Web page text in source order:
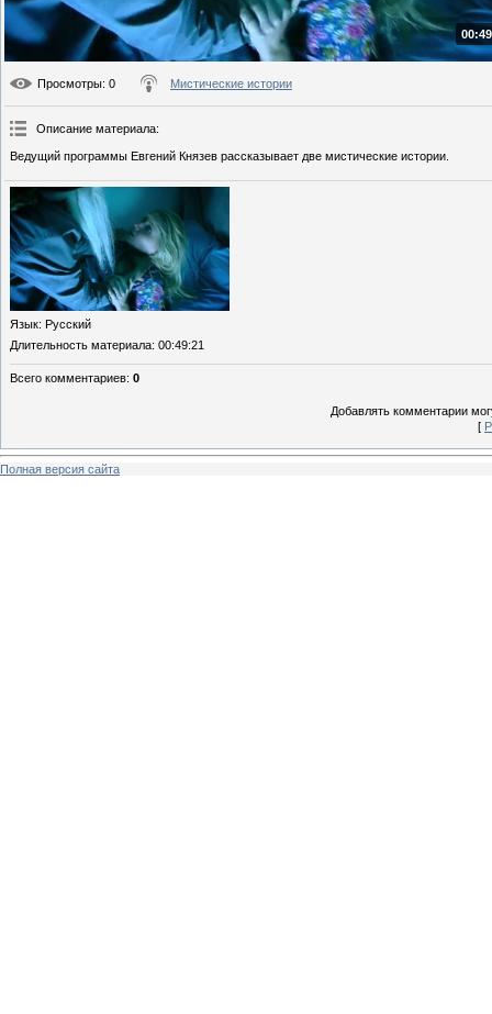
Просмотры: 0 Мистические истории
Описание материала:
Ведущий программы Евгений Князев рассказывает две мистические истории.
Язык: Русский
Длительность материала: 00:49:21
Всего комментариев: 0
Добавлять комментарии
[
Полная версия сайта